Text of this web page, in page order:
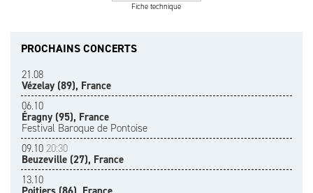
Fiche technique
PROCHAINS CONCERTS
21.08
Vézelay (89), France
06.10
Éragny (95), France
Festival Baroque de Pontoise
09.10 20:30
Beuzeville (27), France
13.10